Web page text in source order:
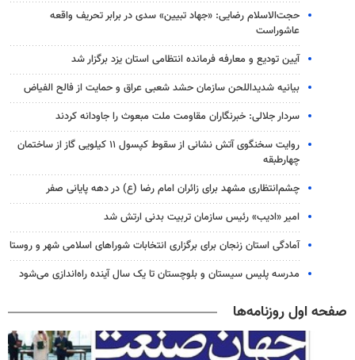
حجت‌الاسلام رضایی: «جهاد تبیین» سدی در برابر تحریف واقعه
عاشوراست
آیین تودیع و معارفه فرمانده انتظامی استان یزد برگزار شد
بیانیه شدیداللحن سازمان حشد شعبی عراق و حمایت از فالح الفیاض
سردار جلالی: خبرنگاران مقاومت ملت مبعوث را جاودانه کردند
روایت سخنگوی آتش نشانی از سقوط کپسول ۱۱ کیلویی گاز از ساختمان
چهارطبقه
چشم‌انتظاری مشهد برای زائران امام رضا (ع) در دهه پایانی صفر
امیر «ادیب» رئیس سازمان تربیت بدنی ارتش شد
آمادگی استان زنجان برای برگزاری انتخابات شوراهای اسلامی شهر و روستا
مدرسه پلیس سیستان و بلوچستان تا یک سال آینده راه‌اندازی می‌شود
صفحه اول روزنامه‌ها